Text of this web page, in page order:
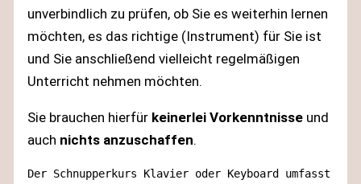
unverbindlich zu prüfen, ob Sie es weiterhin lernen
möchten, es das richtige (Instrument) für Sie ist
und Sie anschließend vielleicht regelmäßigen
Unterricht nehmen möchten.
Sie brauchen hierfür keinerlei Vorkenntnisse und
auch nichts anzuschaffen.
Der Schnupperkurs Klavier oder Keyboard umfasst